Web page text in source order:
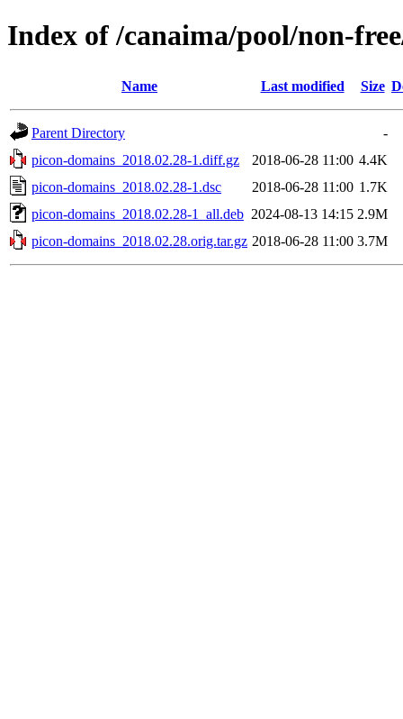
Index of /canaima/pool/non-
Name Last modified Size
Parent Directory
-
picon-domains_2018.02.28-1.diff.gz
2018-06-28 11:00 4.4K
picon-domains_2018.02.28-1.dsc
2018-06-28 11:00 1.7K
picon-domains_2018.02.28-1_all.deb 2024-08-13 14:15 2.9M
picon-domains_2018.02.28.orig.tar.gz 2018-06-28 11:00 3.7M